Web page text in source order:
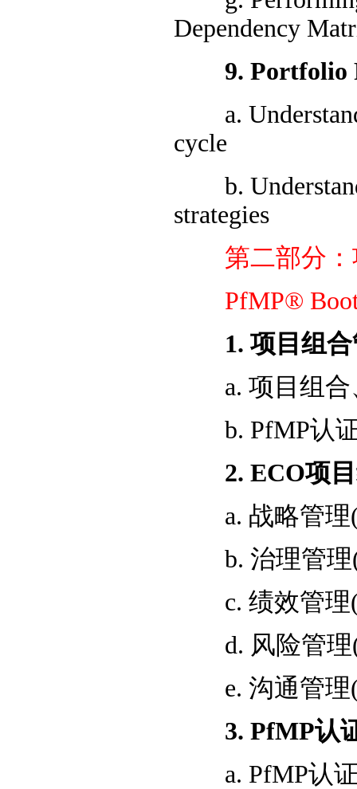
Dependency
9. Portfolio
a.
cycle
b.
strategies
第二部分：
PfMP® Boot
1. 项目组合
a. 项目组合
b. PfMP认证
2. ECO项目
a. 战略管理
b. 治理管理
c. 绩效管理
d. 风险管理
e. 沟通管理
3. PfMP认
a. PfMP认证